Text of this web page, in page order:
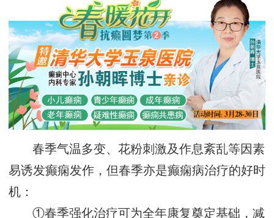
春季气温多变、花粉刺激及作息紊乱等因素
易诱发癫痫发作，但春季亦是癫痫病治疗的好时
机：
①春季强化治疗可为全年康复奠定基础，减